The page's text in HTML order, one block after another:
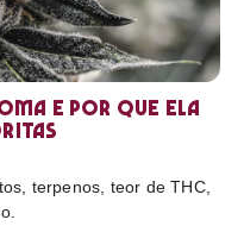
e por que ela
terpenos, teor de THC,